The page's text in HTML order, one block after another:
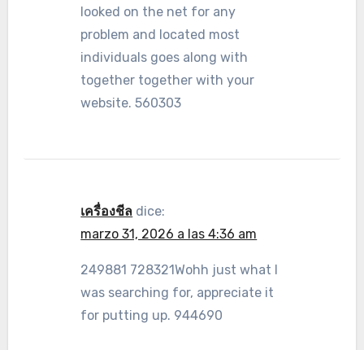
looked on the net for any
problem and located most
individuals goes along with
together together with your
website. 560303
เครื่องชีล dice:
marzo 31, 2026 a las 4:36 am
249881 728321Wohh just what I
was searching for, appreciate it
for putting up. 944690